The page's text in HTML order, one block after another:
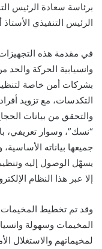
برئاسة سعادة الرئيس
الرئيس التنفيذي
في مقدمة هذه
وانسيابية الحركة
بشركات أمن خاصة
التكدسات، مع تزويد
والتحقق من بيانات
“نسك”، وسوار تعريفي،
جميعها بياناته
يسهّل الوصول إليه
إلا عبر هذا النظام
وقد تم تخطيط
المخيمات وسهولة
لمخيماتهم والاستغلال